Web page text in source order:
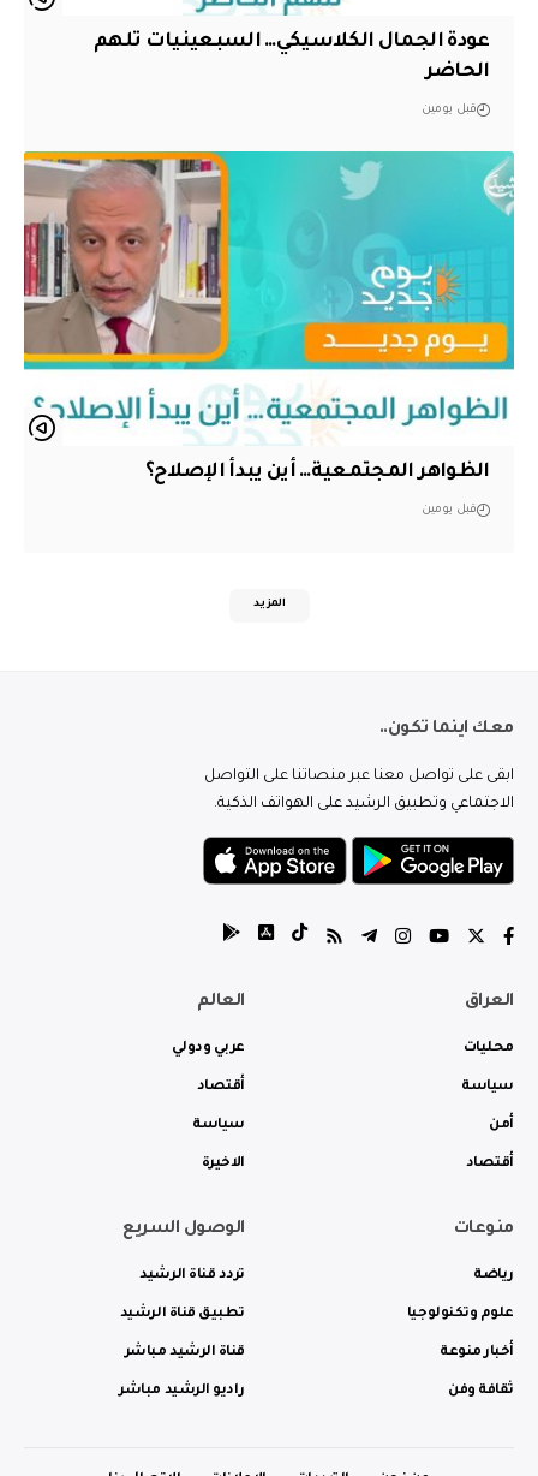
عودة الجمال الكلاسيكي… السبعينيات تلهم
الحاضر
قبل يومين
الظواهر المجتمعية… أين يبدأ الإصلاح؟
قبل يومين
المزيد
معك اينما تكون..
ابقى على تواصل معنا عبر منصاتنا على التواصل
الاجتماعي وتطبيق الرشيد على الهواتف الذكية.
العراق
محليات
سياسة
أمن
أقتصاد
العالم
عربي ودولي
أقتصاد
سياسة
الاخيرة
منوعات
رياضة
علوم وتكنولوجيا
أخبار منوعة
ثقافة وفن
الوصول السريع
تردد قناة الرشيد
تطبيق قناة الرشيد
قناة الرشيد مباشر
راديو الرشيد مباشر